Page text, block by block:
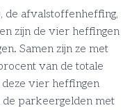
de afvalstoffenheffing,
zijn de vier heffingen
Samen zijn ze met
van de totale
vier heffingen
parkeergelden met